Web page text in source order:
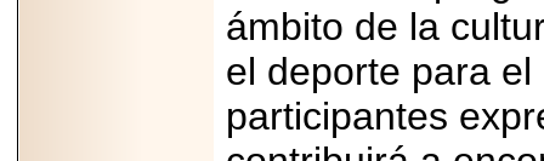
ámbito de la
el deporte para
participantes